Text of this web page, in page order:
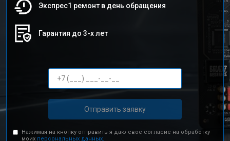
Экспрес1 ремонт в день обращения
Гарантия до 3-х лет
Отправить заявку
Нажимая на кнопку отправить я даю свое согласие на обработку
моих персональных данных.